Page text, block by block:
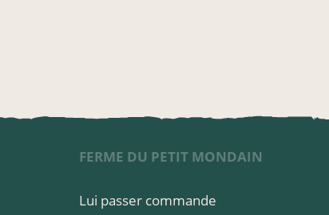
FERME DU PETIT MONDAIN
Lui passer commande